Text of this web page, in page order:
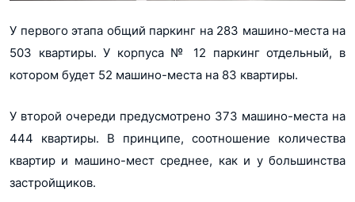
У первого этапа общий паркинг на 283 машино-места на
503 квартиры. У корпуса № 12 паркинг отдельный, в
котором будет 52 машино-места на 83 квартиры.
У второй очереди предусмотрено 373 машино-места на
444 квартиры. В принципе, соотношение количества
квартир и машино-мест среднее, как и у большинства
застройщиков.